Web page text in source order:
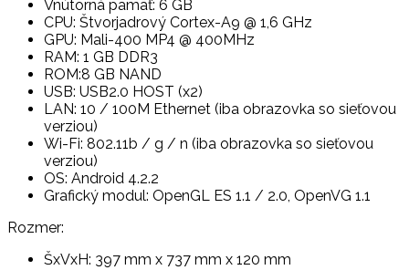
Vnútorná pamäť: 6 GB
CPU: Štvorjadrový Cortex-A9 @ 1,6 GHz
GPU: Mali-400 MP4 @ 400MHz
RAM: 1 GB DDR3
ROM:8 GB NAND
USB: USB2.0 HOST (x2)
LAN: 10 / 100M Ethernet (iba obrazovka so sieťovou
verziou)
Wi-Fi: 802.11b / g / n (iba obrazovka so sieťovou
verziou)
OS: Android 4.2.2
Grafický modul: OpenGL ES 1.1 / 2.0, OpenVG 1.1
Rozmer:
ŠxVxH: 397 mm x 737 mm x 120 mm